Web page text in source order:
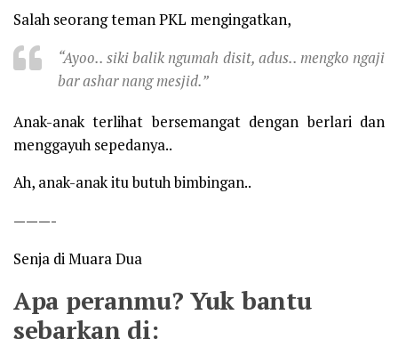
Salah seorang teman PKL mengingatkan,
“Ayoo.. siki balik ngumah disit, adus.. mengko ngaji
bar ashar nang mesjid.”
Anak-anak terlihat bersemangat dengan berlari dan
menggayuh sepedanya..
Ah, anak-anak itu butuh bimbingan..
———-
Senja di Muara Dua
Apa peranmu? Yuk bantu
sebarkan di: